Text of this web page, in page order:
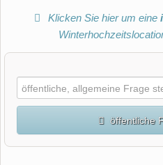
Klicken Sie hier um eine
öffentliche